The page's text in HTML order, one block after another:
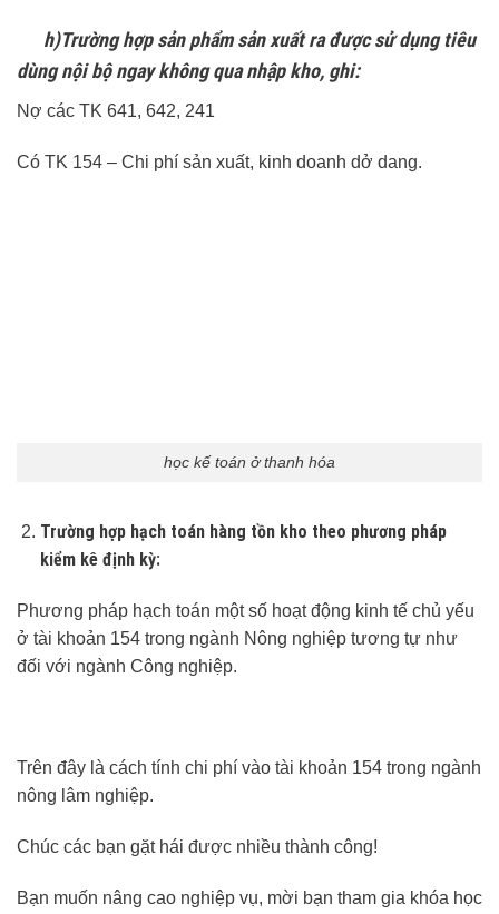
h)Trường hợp sản phẩm sản xuất ra được sử dụng tiêu
dùng nội bộ ngay không qua nhập kho, ghi:
Nợ các TK 641, 642, 241
Có TK 154 – Chi phí sản xuất, kinh doanh dở dang.
học kế toán ở thanh hóa
Trường hợp hạch toán hàng tồn kho theo phương pháp
kiểm kê định kỳ:
Phương pháp hạch toán một số hoạt động kinh tế chủ yếu
ở tài khoản 154 trong ngành Nông nghiệp tương tự như
đối với ngành Công nghiệp.
Trên đây là cách tính chi phí vào tài khoản 154 trong ngành
nông lâm nghiệp.
Chúc các bạn gặt hái được nhiều thành công!
Bạn muốn nâng cao nghiệp vụ, mời bạn tham gia khóa học